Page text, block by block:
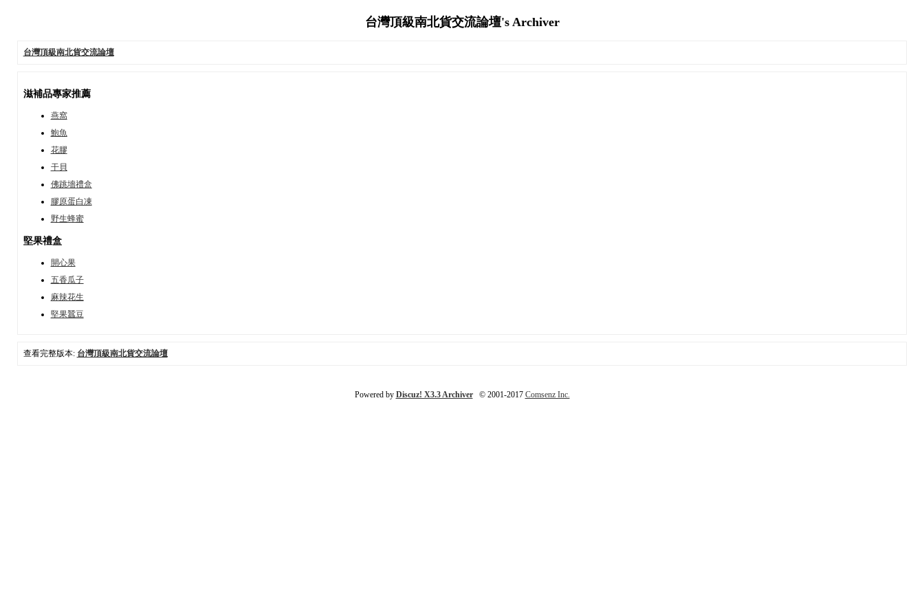
台灣頂級南北貨交流論壇's Archiver
台灣頂級南北貨交流論壇
滋補品專家推薦
燕窩
鮑魚
花膠
干貝
佛跳墻禮盒
膠原蛋白凍
野生蜂蜜
堅果禮盒
開心果
五香瓜子
麻辣花生
堅果蠶豆
查看完整版本: 台灣頂級南北貨交流論壇
Powered by Discuz! X3.3 Archiver© 2001-2017 Comsenz Inc.